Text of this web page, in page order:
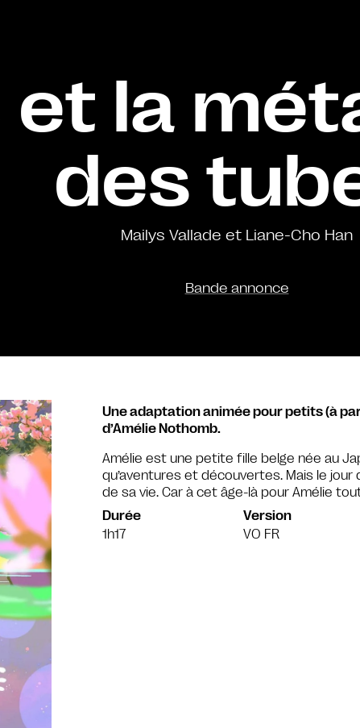
et la
des
Mailys Vallade et Liane-Cho Han
Bande annonce
Une adaptation animée pour petits (à
d’Amélie Nothomb.
Amélie est une petite fille belge née au
qu’aventures et découvertes. Mais le
de sa vie. Car à cet âge-là pour Amélie
Durée
1h17
Version
VO FR